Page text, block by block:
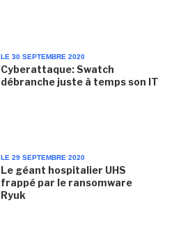
LE 30 SEPTEMBRE 2020
Cyberattaque: Swatch
débranche juste à temps son IT
LE 29 SEPTEMBRE 2020
Le géant hospitalier UHS
frappé par le ransomware
Ryuk